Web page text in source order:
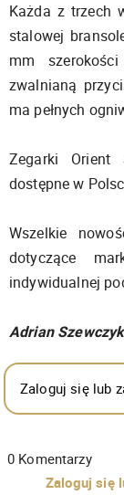
Każda z trzech
stalowej
mm
zwalnianą
ma pełnych
Zegarki Orient
dostępne w
Wszelkie
dotyczące
indywidualnej
Adrian Szewczyk
Zaloguj się lub
0 Komentarzy
Zaloguj się